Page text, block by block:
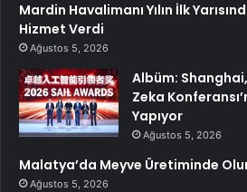
Mardin Havalimanı Yılın İlk
Hizmet Verdi
Ağustos 5, 2026
Albüm:
Zeka
Yapıyor
Ağustos 5, 2026
Malatya’da Meyve Üretiminde
Ağustos 5, 2026